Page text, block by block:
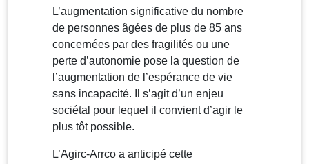
L’augmentation significative du nombre
de personnes âgées de plus de 85 ans
concernées par des fragilités ou une
perte d’autonomie pose la question de
l’augmentation de l’espérance de vie
sans incapacité. Il s’agit d’un enjeu
sociétal pour lequel il convient d’agir le
plus tôt possible.
L’Agirc-Arrco a anticipé cette